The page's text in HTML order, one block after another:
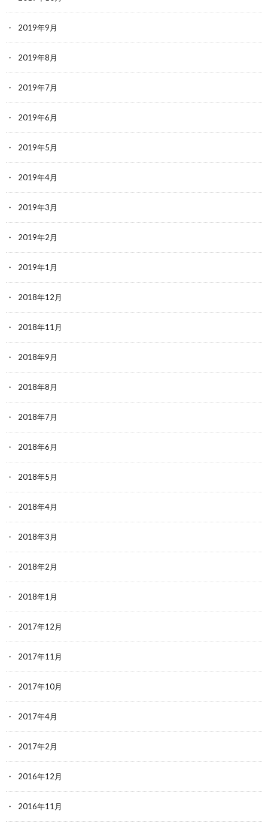
2019年9月
2019年8月
2019年7月
2019年6月
2019年5月
2019年4月
2019年3月
2019年2月
2019年1月
2018年12月
2018年11月
2018年9月
2018年8月
2018年7月
2018年6月
2018年5月
2018年4月
2018年3月
2018年2月
2018年1月
2017年12月
2017年11月
2017年10月
2017年4月
2017年2月
2016年12月
2016年11月